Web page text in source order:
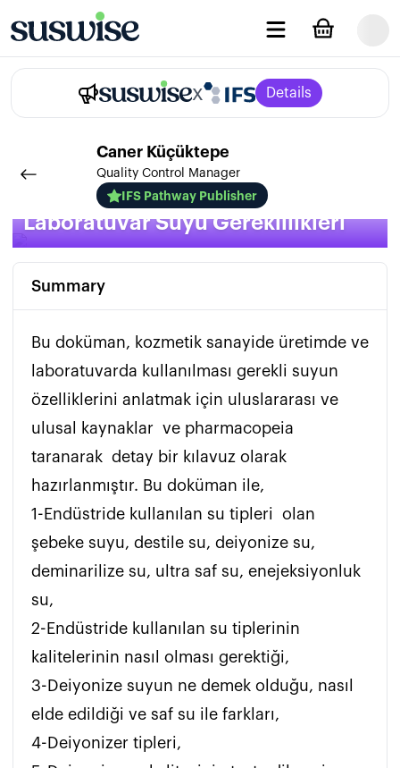
x Details
Caner Küçüktepe
Quality Control Manager
IFS Pathway Publisher
Kozmetik Sanayi Üretim ve
Laboratuvar Suyu Gereklilikleri
Summary
Bu doküman, kozmetik sanayide üretimde ve
laboratuvarda kullanılması gerekli suyun
özelliklerini anlatmak için uluslararası ve
ulusal kaynaklar  ve pharmacopeia
taranarak  detay bir kılavuz olarak
hazırlanmıştır. Bu doküman ile,
1-Endüstride kullanılan su tipleri  olan
şebeke suyu, destile su, deiyonize su,
deminarilize su, ultra saf su, enejeksiyonluk
su,
2-Endüstride kullanılan su tiplerinin
kalitelerinin nasıl olması gerektiği,
3-Deiyonize suyun ne demek olduğu, nasıl
elde edildiği ve saf su ile farkları,
4-Deiyonizer tipleri,